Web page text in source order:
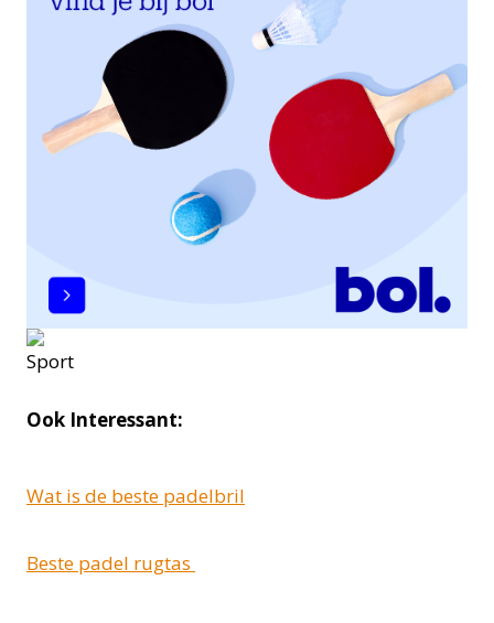
Ook Interessant:
Wat is de beste padelbril
Beste padel rugtas